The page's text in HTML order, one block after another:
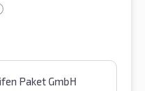
Paket GmbH